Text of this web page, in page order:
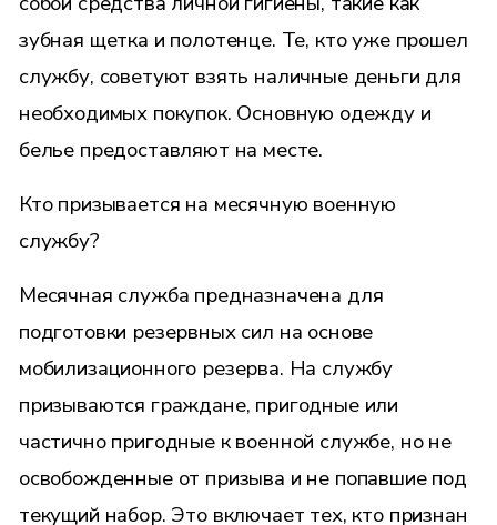
зубная щетка и полотенце. Те, кто уже прошел
службу, советуют взять наличные деньги для
необходимых покупок. Основную одежду и
белье предоставляют на месте.
Кто призывается на месячную военную
службу?
Месячная служба предназначена для
подготовки резервных сил на основе
мобилизационного резерва. На службу
призываются граждане, пригодные или
частично пригодные к военной службе, но не
освобожденные от призыва и не попавшие под
текущий набор. Это включает тех, кто признан